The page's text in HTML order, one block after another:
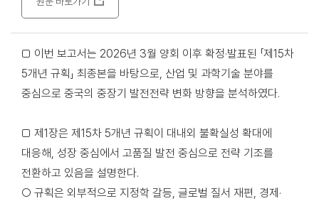
□ 이번 보고서는 2026년 3월 양회 이후 확정·발표된 「제15차
5개년 규획」 최종본을 바탕으로, 산업 및 과학기술 분야를
중심으로 중국의 중장기 발전전략 변화 방향을 분석하였다.
□ 제1장은 제15차 5개년 규획이 대내외 불확실성 확대에
대응해, 성장 중심에서 고품질 발전 중심으로 전략 기조를
전환하고 있음을 설명한다.
○ 규획은 외부적으로 지정학 갈등, 글로벌 질서 재편, 경제·